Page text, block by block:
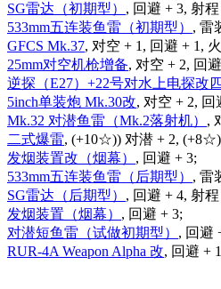
SG雷达（初期型） , 回避 + 3, 射
533mm五连装鱼雷（初期型） , 雷
GFCS Mk.37, 对空 + 1, 回避 + 1,
25mm对空机枪增备, 对空 + 2, 回
逆探（E27）+22号对水上电探改
5inch单装炮 Mk.30改, 对空 + 2, 回
Mk.32 对潜鱼雷（Mk.2落射机） ,
二式爆雷, (+10☆)) 对潜 + 2,
发烟装置改（烟幕） , 回避 + 3;
533mm五连装鱼雷（后期型） , 雷
SG雷达（后期型） , 回避 + 4, 射
发烟装置（烟幕） , 回避 + 3;
对潜短鱼雷（试做初期型） , 回避
RUR-4A Weapon Alpha 改, 回避 +